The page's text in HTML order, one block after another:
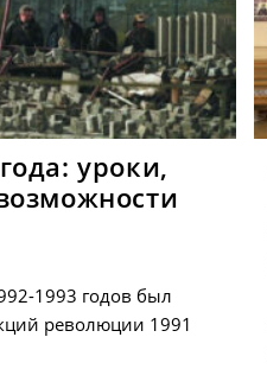
уроки,
1993 годов был
революции 1991